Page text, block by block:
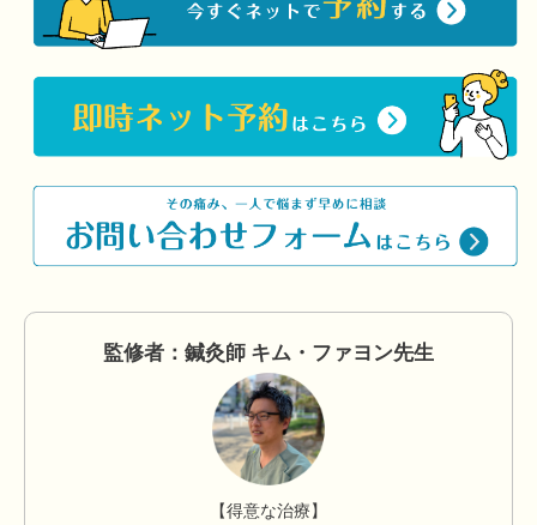
監修者：鍼灸師 キム・ファヨン先生
【得意な治療】